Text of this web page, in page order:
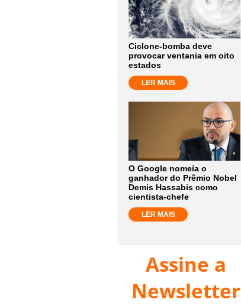
Ciclone-bomba deve
provocar ventania em oito
estados
LER MAIS
O Google nomeia o
ganhador do Prêmio Nobel
Demis Hassabis como
cientista-chefe
LER MAIS
Assine a
Newsletter